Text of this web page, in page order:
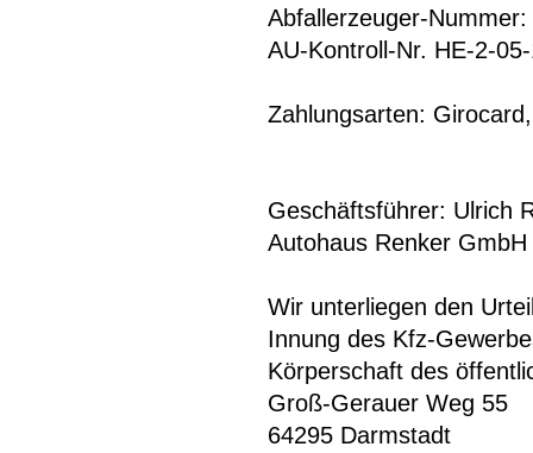
Abfallerzeuger-
AU-Kontroll-Nr. HE-2-
Zahlungsarten:
Geschäftsführer: Ulrich
Autohaus Renker GmbH
Wir unterliegen den
Innung des Kfz-
Körperschaft des
Groß-Gerauer Weg 55
64295 Darmstadt